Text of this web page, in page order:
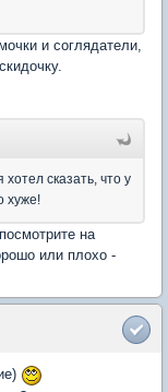
и соглядатели,
сказать, что у
хуже!
на
или плохо -